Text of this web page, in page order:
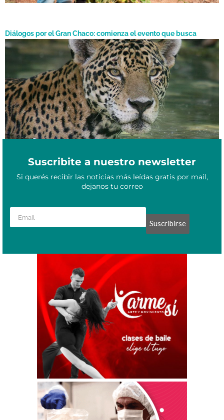
Diálogos por el Gran Chaco: comienza el evento que busca
alternativas para preservar la naturaleza y fomentar la inclusión
social
Junio 13, 2022
Suscribite a nuestro newsletter
Si querés recibir las noticias más leídas gratis por mail,
dejanos tu correo
Suscribirse